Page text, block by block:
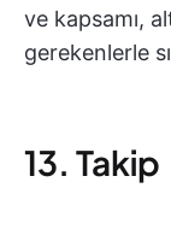
ve kapsamı,
gerekenlerle
13. Takip